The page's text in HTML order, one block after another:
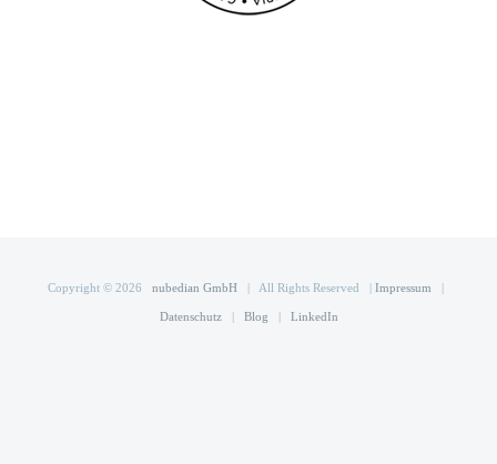
Copyright © 2026 nubedian GmbH| All Rights Reserved | Impressum |
Datenschutz| Blog | LinkedIn